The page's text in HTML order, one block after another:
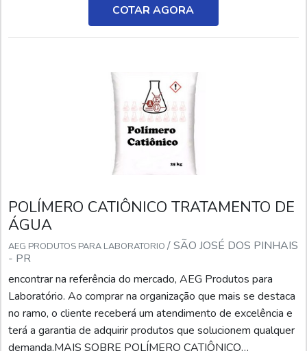
onde comprar polímero aniônico, com a equipe da AEG
Produtos para Laboratório o cliente encontrará pre...
COTAR AGORA
POLÍMERO CATIÔNICO TRATAMENTO DE
ÁGUA
AEG PRODUTOS PARA LABORATORIO / SÃO JOSÉ DOS PINHAIS
- PR
encontrar na referência do mercado, AEG Produtos para
Laboratório. Ao comprar na organização que mais se destaca
no ramo, o cliente receberá um atendimento de excelência e
terá a garantia de adquirir produtos que solucionem qualquer
demanda.MAIS SOBRE POLÍMERO CATIÔNICO